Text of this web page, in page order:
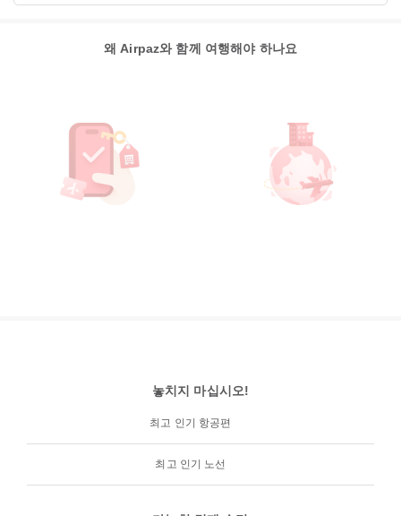
왜 Airpaz와 함께 여행해야 하나요
놓치지 마십시오!
최고 인기 항공편
최고 인기 노선